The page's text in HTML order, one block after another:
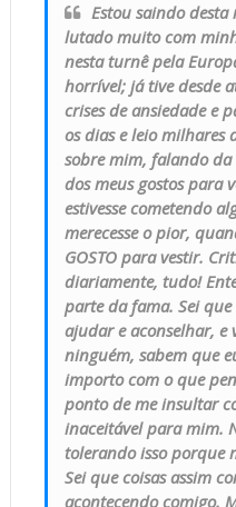
Estou saindo desta
lutado muito com
nesta turnê pela
horrível; já tive desde
crises de ansiedade e
os dias e leio milhares
sobre mim, falando
dos meus gostos para
estivesse cometendo
merecesse o pior,
GOSTO para vestir.
diariamente, tudo!
parte da fama. Sei
ajudar e aconselhar, e
ninguém, sabem que
importo com o que
ponto de me insultar
inaceitável para mim.
tolerando isso porque
Sei que coisas assim
acontecendo comigo.